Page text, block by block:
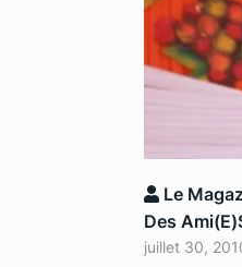
Le
Des
juillet 30,